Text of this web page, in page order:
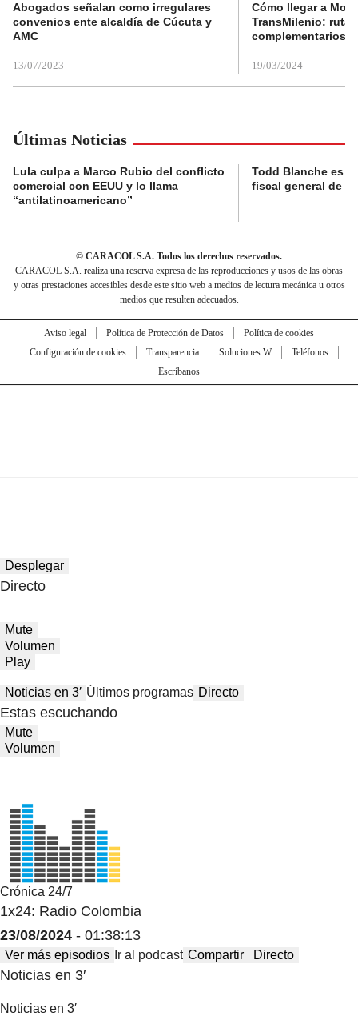
Abogados señalan como irregulares
convenios ente alcaldía de Cúcuta y
AMC
13/07/2023
Cómo llegar a
TransMilenio:
complementarios
19/03/2024
Últimas Noticias
Lula culpa a Marco Rubio del conflicto
comercial con EEUU y lo llama
“antilatinoamericano”
Todd Blanche es
fiscal general de
© CARACOL S.A. Todos los derechos reservados.
CARACOL S.A. realiza una reserva expresa de las reproducciones y usos de las obras
y otras prestaciones accesibles desde este sitio web a medios de lectura mecánica u otros
medios que resulten adecuados.
Aviso legal Política de Protección de Datos
Política de cookies
Configuración de cookies
Transparencia Soluciones W
Teléfonos
Escríbanos
Desplegar
Directo
Mute
Volumen
Play
Noticias en 3′ Últimos programas Directo
Estas escuchando
Mute
Volumen
Crónica 24/7
1x24: Radio Colombia
23/08/2024 - 01:38:13
Ver más episodios Ir al podcast Compartir Directo
Noticias en 3′
Noticias en 3′